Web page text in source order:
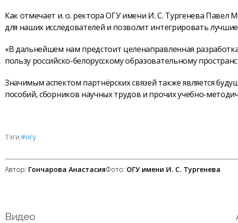
Как отмечает и. о. ректора ОГУ имени И. С. Тургенева
для наших исследователей и позволит интегрировать
«В дальнейшем нам предстоит целенаправленная
пользу российско-белорусскому образовательному
Значимым аспектом партнёрских связей также является
пособий, сборников научных трудов и прочих учебно-
Тэги:#огу
Автор: Гончарова АнастасияФото: ОГУ имени И. С. Тургенева
Видео